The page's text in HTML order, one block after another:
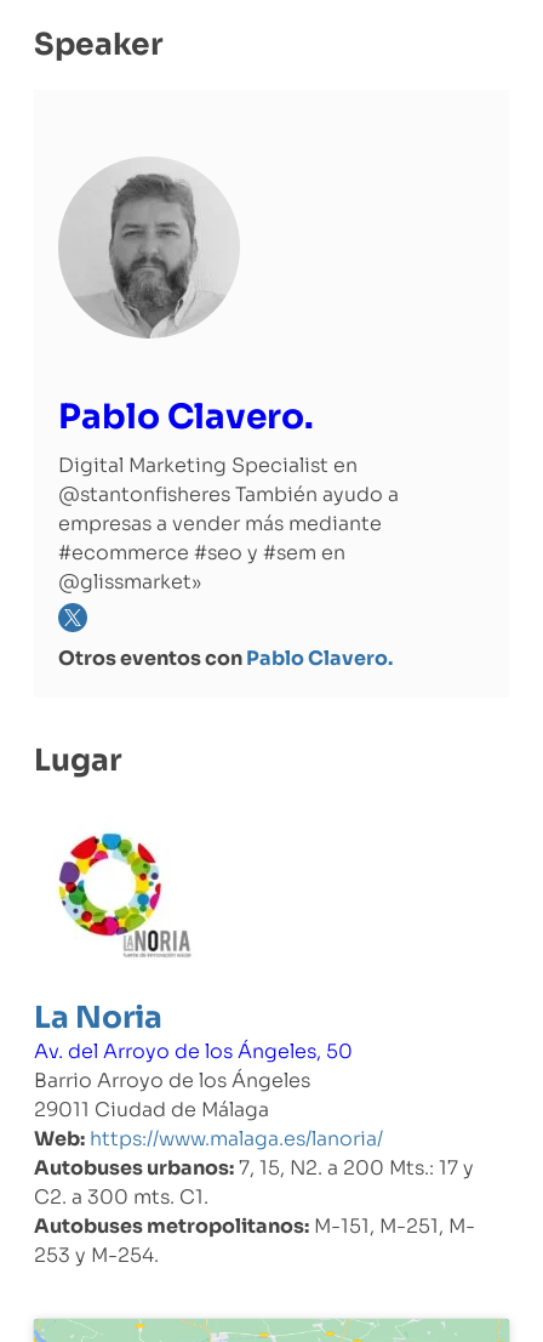
Speaker
Pablo Clavero.
Digital Marketing Specialist en
@stantonfisheres También ayudo a
empresas a vender más mediante
#ecommerce #seo y #sem en
@glissmarket»
Otros eventos conPablo Clavero.
Lugar
La Noria
Av. del Arroyo de los Ángeles, 50
Barrio Arroyo de los Ángeles
29011 Ciudad de Málaga
Web: https://www.malaga.es/lanoria/
Autobuses urbanos:7, 15, N2. a 200 Mts.: 17 y
C2. a 300 mts. C1.
Autobuses metropolitanos: M-151, M-251, M-
253 y M-254.